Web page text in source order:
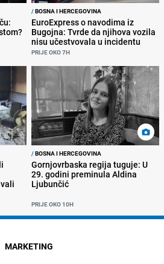
/BOSNA I HERCEGOVINA
EuroExpress o navodima iz
Bugojna: Tvrde da njihova vozila
nisu učestvovala u incidentu
PRIJE OKO 7H
/BOSNA I HERCEGOVINA
Gornjovrbaska regija tuguje: U
29. godini preminula Aldina
Ljubunčić
PRIJE OKO 10H
MARKETING